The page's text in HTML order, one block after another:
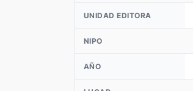
UNIDAD EDITORA
NIPO
AÑO